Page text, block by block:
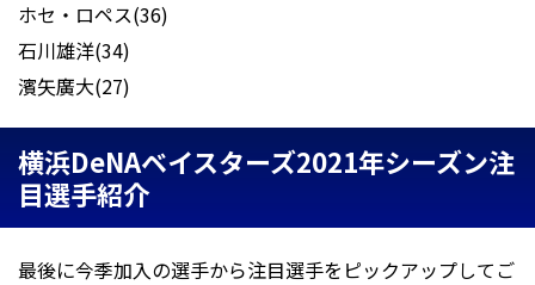
ホセ・ロペス(36)
石川雄洋(34)
濱矢廣大(27)
横浜DeNAベイスターズ2021年シーズン注
目選手紹介
最後に今季加入の選手から注目選手をピックアップしてご